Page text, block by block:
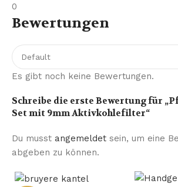
0
Bewertungen
Es gibt noch keine Bewertungen.
Schreibe die erste Bewertung für
Set mit 9mm Aktivkohlefilter“
Du musst angemeldet sein, um eine
abgeben zu können.